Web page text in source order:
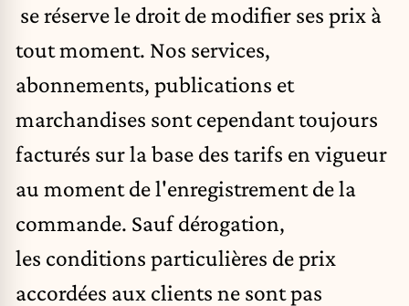
se réserve le droit de modifier ses prix à
tout moment. Nos services,
abonnements, publications et
marchandises sont cependant toujours
facturés sur la base des tarifs en vigueur
au moment de l'enregistrement de la
commande. Sauf dérogation,
les conditions particulières de prix
accordées aux clients ne sont pas